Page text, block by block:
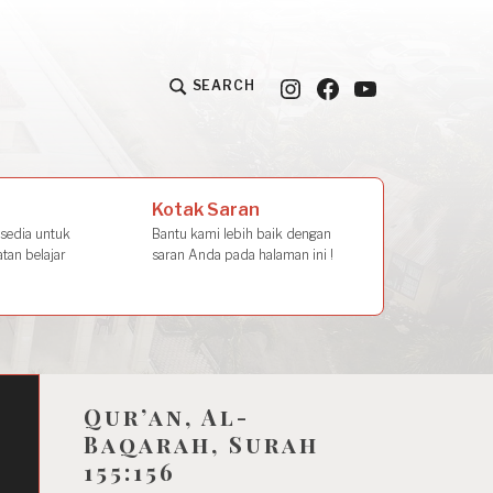
SEARCH Instagram
FacebookYouTube
untuk
belajar
Kotak Saran
Bantu kami lebih baik dengan
saran Anda pada halaman ini !
Qur’an, Al-
Baqarah, Surah
155:156